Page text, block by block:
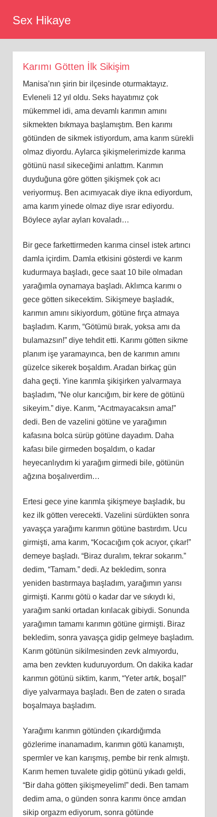
Sex Hikaye
Karımı Götten İlk Sikişim
Manisa’nın şirin bir ilçesinde oturmaktayız.
Evleneli 12 yıl oldu. Seks hayatımız çok
mükemmel idi, ama devamlı karımın amını
sikmekten bıkmaya başlamıştım. Ben karımı
götünden de sikmek istiyordum, ama karım sürekli
olmaz diyordu. Aylarca şikişmelerimizde karıma
götünü nasıl sikeceğimi anlattım. Karımın
duyduğuna göre götten şikişmek çok acı
veriyormuş. Ben acımıyacak diye ikna ediyordum,
ama karım yinede olmaz diye ısrar ediyordu.
Böylece aylar ayları kovaladı…
Bir gece farkettirmeden karıma cinsel istek artırıcı
damla içirdim. Damla etkisini gösterdi ve karım
kudurmaya başladı, gece saat 10 bile olmadan
yarağımla oynamaya başladı. Aklımca karımı o
gece götten sikecektim. Sikişmeye başladık,
karımın amını sikiyordum, götüne fırça atmaya
başladım. Karım, “Götümü bırak, yoksa amı da
bulamazsın!” diye tehdit etti. Karımı götten sikme
planım işe yaramayınca, ben de karımın amını
güzelce sikerek boşaldım. Aradan birkaç gün
daha geçti. Yine karımla şikişirken yalvarmaya
başladım, “Ne olur karıcığım, bir kere de götünü
sikeyim.” diye. Karım, “Acıtmayacaksın ama!”
dedi. Ben de vazelini götüne ve yarağımın
kafasına bolca sürüp götüne dayadım. Daha
kafası bile girmeden boşaldım, o kadar
heyecanlıydım ki yarağım girmedi bile, götünün
ağzına boşalıverdim…
Ertesi gece yine karımla şikişmeye başladık, bu
kez ilk götten verecekti. Vazelini sürdükten sonra
yavaşça yarağımı karımın götüne bastırdım. Ucu
girmişti, ama karım, “Kocacığım çok acıyor, çıkar!”
demeye başladı. “Biraz duralım, tekrar sokarım.”
dedim, “Tamam.” dedi. Az bekledim, sonra
yeniden bastırmaya başladım, yarağımın yarısı
girmişti. Karımı götü o kadar dar ve sıkıydı ki,
yarağım sanki ortadan kırılacak gibiydi. Sonunda
yarağımın tamamı karımın götüne girmişti. Biraz
bekledim, sonra yavaşça gidip gelmeye başladım.
Karım götünün sikilmesinden zevk almıyordu,
ama ben zevkten kuduruyordum. On dakika kadar
karımın götünü siktim, karım, “Yeter artık, boşal!”
diye yalvarmaya başladı. Ben de zaten o sırada
boşalmaya başladım.
Yarağımı karımın götünden çıkardığımda
gözlerime inanamadım, karımın götü kanamıştı,
spermler ve kan karışmış, pembe bir renk almıştı.
Karım hemen tuvalete gidip götünü yıkadı geldi,
“Bir daha götten şikişmeyelim!” dedi. Ben tamam
dedim ama, o günden sonra karımı önce amdan
sikip orgazm ediyorum, sonra götünde